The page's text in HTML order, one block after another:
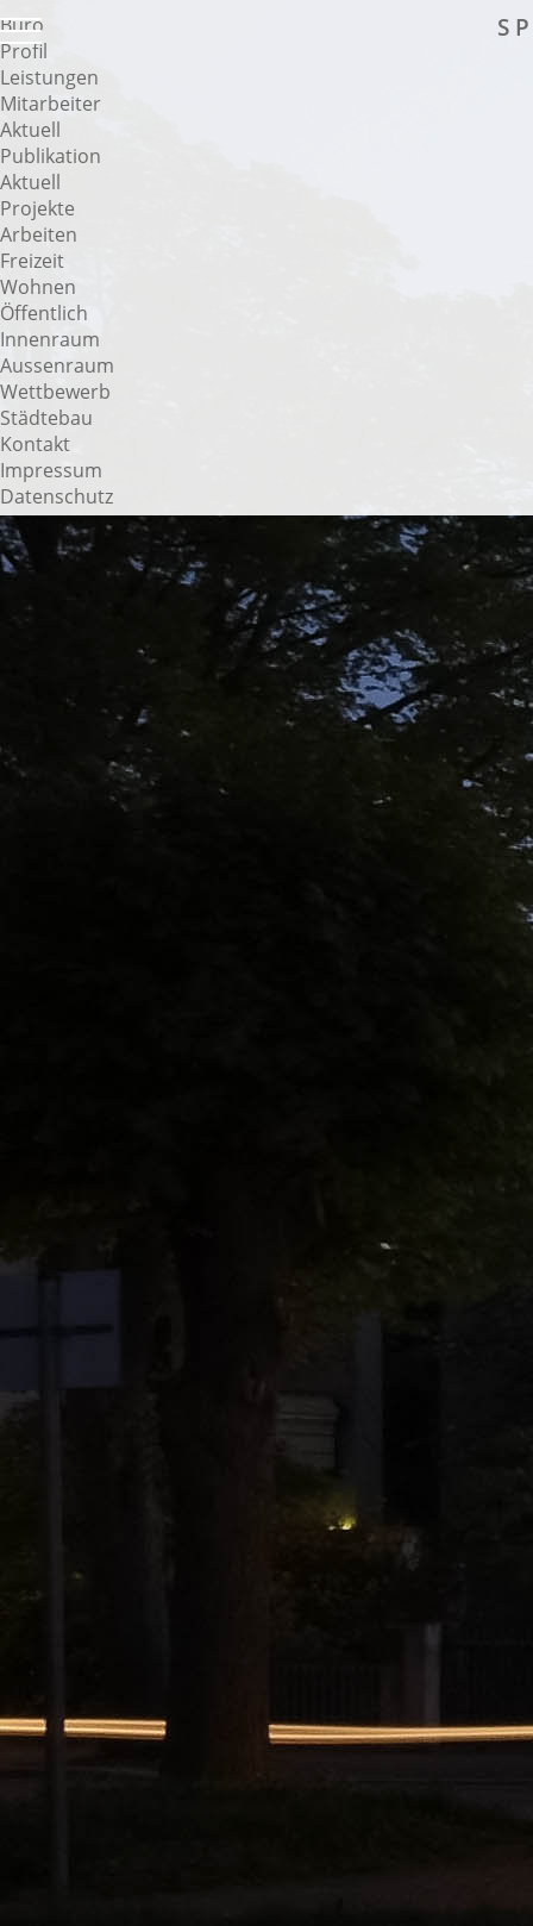
Büro
Profil
Leistungen
Mitarbeiter
Aktuell
Publikation
Aktuell
Projekte
Arbeiten
Freizeit
Wohnen
Öffentlich
Innenraum
Aussenraum
Wettbewerb
Städtebau
Kontakt
Impressum
Datenschutz
S
Hier wird das Suchfeld auf display:none gestellt